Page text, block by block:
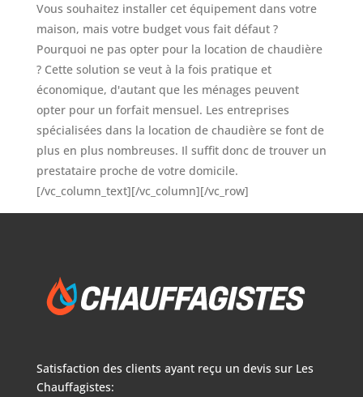
Vous souhaitez installer cet équipement dans votre
maison, mais votre budget vous fait défaut ?
Pourquoi ne pas opter pour la location de chaudière
? Cette solution se veut à la fois pratique et
économique, d'autant que les ménages peuvent
opter pour un forfait mensuel. Les entreprises
spécialisées dans la location de chaudière se font de
plus en plus nombreuses. Il suffit donc de trouver un
prestataire proche de votre domicile.
[/vc_column_text][/vc_column][/vc_row]
Satisfaction des clients ayant reçu un devis sur Les
Chauffagistes: